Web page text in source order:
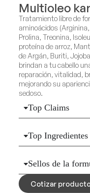
Multioleo
Tratamiento libre de
aminoácidos
Prolina, Treonina,
proteína de arroz,
de Argán, Buriti,
brindan a tu cabello
reparación, vitalidad,
mejorando su
sedoso.
Top Claims
Top Ingredientes
Sellos de la
Cotizar